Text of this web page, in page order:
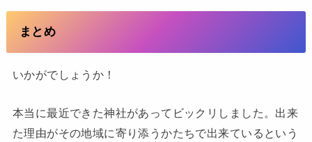
まとめ
いかがでしょうか！
本当に最近できた神社があってビックリしました。出来
た理由がその地域に寄り添うかたちで出来ているという